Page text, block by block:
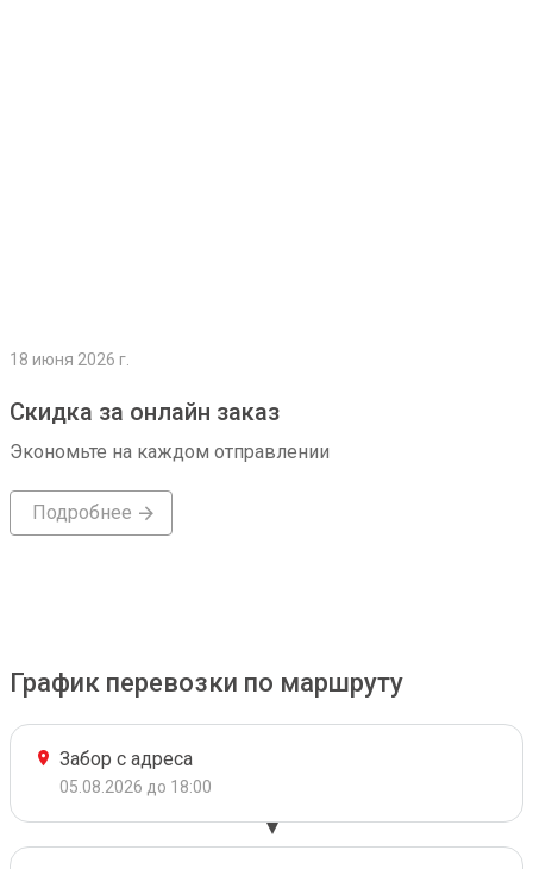
18 июня 2026 г.
Скидка за онлайн заказ
Экономьте на каждом отправлении
Подробнее
График перевозки по маршруту
Забор с адреса
05.08.2026 до 18:00